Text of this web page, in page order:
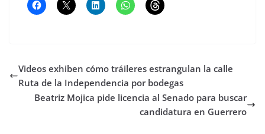
Videos exhiben cómo tráileres estrangulan la calle
Ruta de la Independencia por bodegas
Beatriz Mojica pide licencia al Senado para buscar
candidatura en Guerrero